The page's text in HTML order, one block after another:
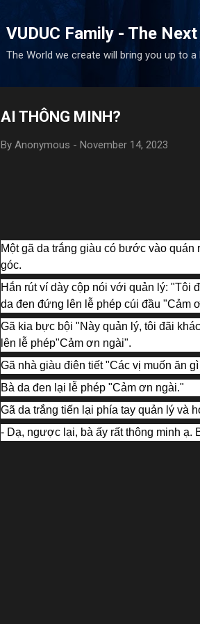
VUDUC Family - The
The World we create will bring you up to
AI THÔNG MINH?
By Anonymous - November 14, 2023
Một gã da trắng giàu có bước vào
góc.
Hắn rút ví dày cộp nói với quản lý: "Tôi
da đen đứng lên lễ phép cúi đầu "Cảm
Gã kia bực bội "Này quản lý, tôi đãi
lên lễ phép"Cảm ơn ngài".
Gã nhà giàu điên tiết "Các vị muốn ăn
Bà da đen lại lễ phép "Cảm ơn ngài."
Gã da trắng tiến lại phía tay quản lý và
- Dạ, ngược lại, bà ấy rất thông minh ạ.